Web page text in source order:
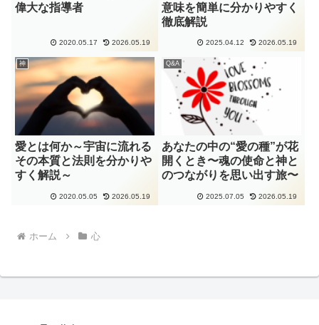
偉大な指導者
2020.05.17 2026.05.19
意味を簡単に分かりやすく
徹底解説
2025.04.12 2026.05.19
神
愛とは何か～宇宙に流れる
その本質と法則を分かりや
すく解説～
2020.05.05 2026.05.19
Q&A
あなたの中の“愛の種”が花
開くとき〜魂の使命と神と
のつながりを思い出す旅〜
2025.07.05 2026.05.19
ホーム 心